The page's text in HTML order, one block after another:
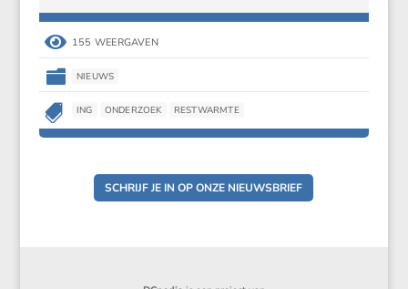
 155 WEERGAVEN
 NIEUWS
 ING ONDERZOEK RESTWARMTE
SCHRIJF JE IN OP ONZE NIEUWSBRIEF